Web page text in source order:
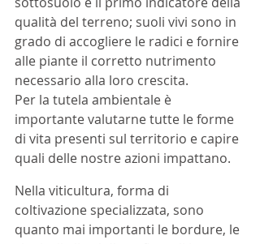
qualità del terreno; suoli vivi sono in
grado di accogliere le radici e fornire
alle piante il corretto nutrimento
necessario alla loro crescita.
Per la tutela ambientale è
importante valutarne tutte le forme
di vita presenti sul territorio e capire
quali delle nostre azioni impattano.
Nella viticultura, forma di
coltivazione specializzata, sono
quanto mai importanti le bordure, le